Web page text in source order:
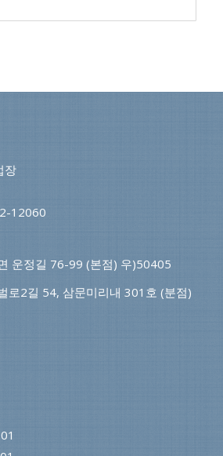
장
12060
운정길 76-99 (본점) 우)50405
로2길 54, 삼문미리내 301호 (분점)